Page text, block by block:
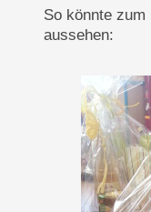
So könnte
aussehen: